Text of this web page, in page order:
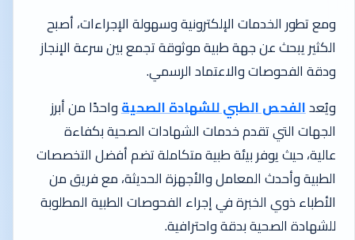
ومع تطور الخدمات الإلكترونية وسهولة الإجراءات، أصبح
الكثير يبحث عن جهة طبية موثوقة تجمع بين سرعة الإنجاز
ودقة الفحوصات والاعتماد الرسمي.
ويُعدالفحص الطبي للشهادة الصحيةواحدًا من أبرز
الجهات التي تقدم خدمات الشهادات الصحية بكفاءة
عالية، حيث يوفر بيئة طبية متكاملة تضم أفضل التخصصات
الطبية وأحدث المعامل والأجهزة الحديثة، مع فريق من
الأطباء ذوي الخبرة في إجراء الفحوصات الطبية المطلوبة
للشهادة الصحية بدقة واحترافية.